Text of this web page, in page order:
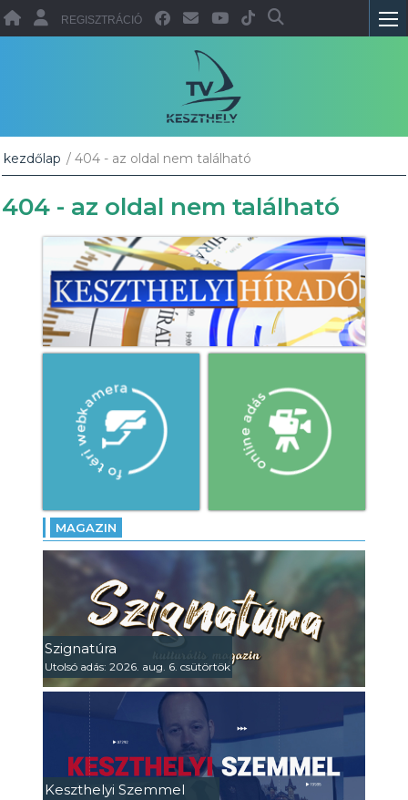
REGISZTRÁCIÓ
kezdőlap / 404 - az oldal nem található
404 - az oldal nem található
MAGAZIN
Szignatúra
Utolsó adás: 2026. aug. 6. csütörtök
Keszthelyi Szemmel